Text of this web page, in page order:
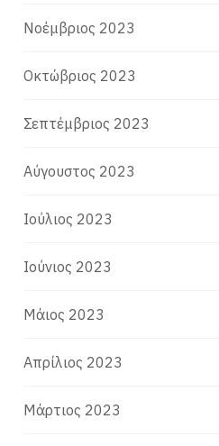
Νοέμβριος 2023
Οκτώβριος 2023
Σεπτέμβριος 2023
Αύγουστος 2023
Ιούλιος 2023
Ιούνιος 2023
Μάιος 2023
Απρίλιος 2023
Μάρτιος 2023